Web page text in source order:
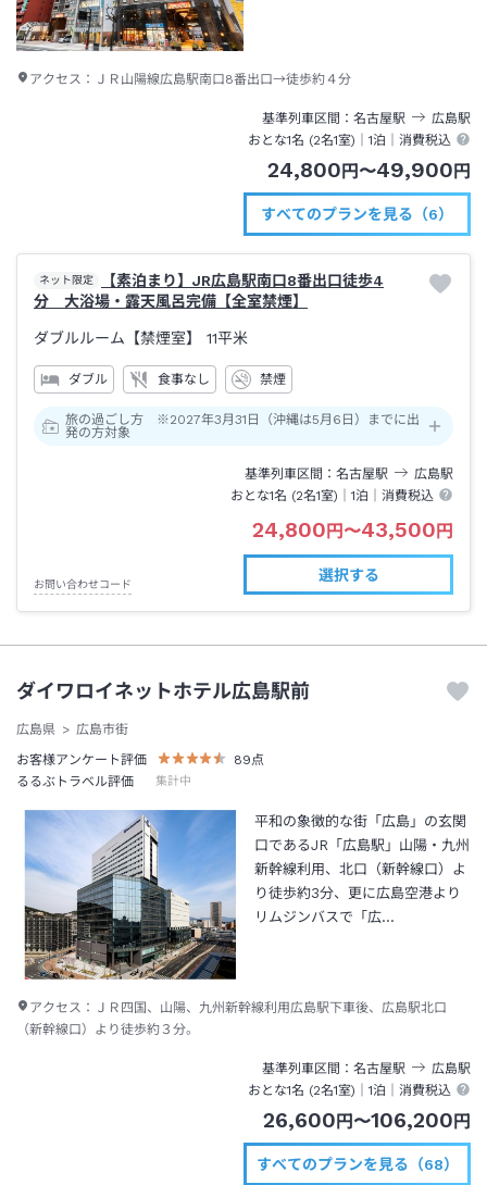
アクセス： ＪＲ山陽線広島駅南口8番出口→徒歩約４分
基準列車区間 名古屋駅 広島駅
おとな1名 (2名1室)｜1泊 ｜消費税込
24,800円〜49,900円
すべてのプランを見る（6）
ネット限定
【素泊まり】JR広島駅南口8番出口徒歩4
分 大浴場・露天風呂完備【全室禁煙】
ダブルルーム【禁煙室】 11平米
ダブル 食事なし 禁煙
旅の過ごし方 ※2027年3月31日（沖縄は5月6日）までに出
発の方対象
基準列車区間 名古屋駅 広島駅
おとな1名 (2名1室)｜1泊 ｜消費税込
24,800 円 〜43,500 円
お問い合わせコード
選択する
ダイワロイネットホテル広島駅前
広島県
広島市街
お客様アンケート評価
89 点
るるぶトラベル評価
集計中
平和の象徴的な街「広島」の玄関
口であるJR「広島駅」山陽・九州
新幹線利用、北口（新幹線口）よ
り徒歩約3分、更に広島空港より
リムジンバスで「広…
アクセス： ＪＲ四国、山陽、九州新幹線利用広島駅下車後、広島駅北口
（新幹線口）より徒歩約３分。
基準列車区間 名古屋駅 広島駅
おとな1名 (2名1室)｜1泊 ｜消費税込
26,600 円 〜106,200 円
すべてのプランを見る（68）